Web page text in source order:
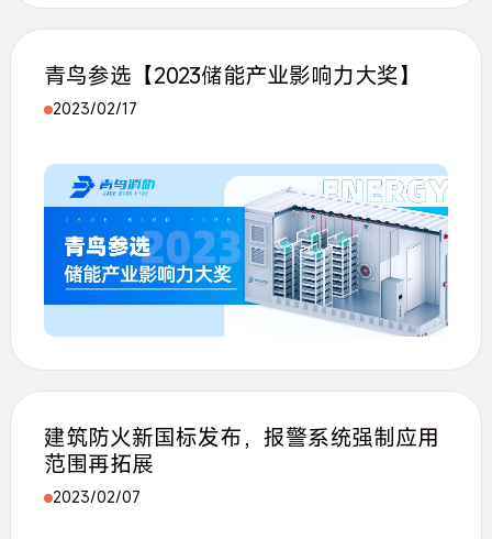
青鸟参选【2023储能产业影响力大奖】
2023/02/17
建筑防火新国标发布，报警系统强制应用
范围再拓展
2023/02/07